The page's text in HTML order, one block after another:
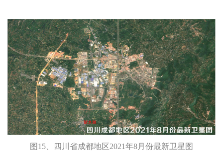
图15、四川省成都地区2021年8月份最新卫星图